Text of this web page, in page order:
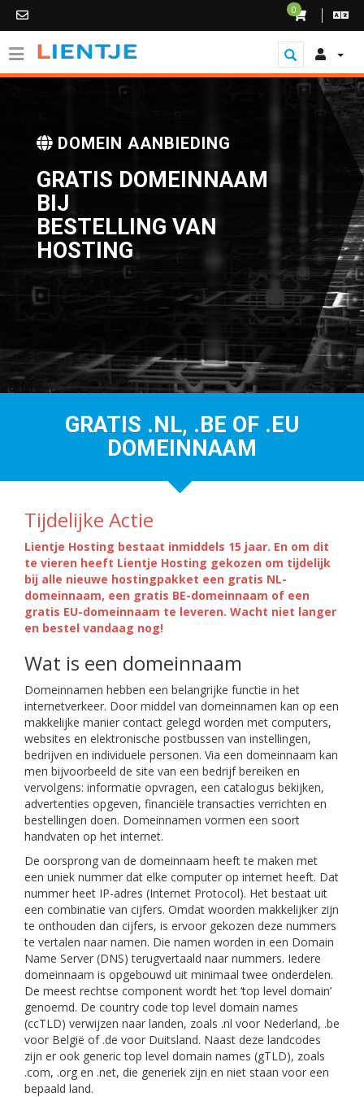
0
DOMEIN AANBIEDING
GRATIS DOMEINNAAM
BIJ
BESTELLING VAN
HOSTING
GRATIS .NL, .BE OF .EU
DOMEINNAAM
Tijdelijke Actie
Lientje Hosting bestaat inmiddels 15 jaar. En om dit
te vieren heeft Lientje Hosting gekozen om tijdelijk
bij alle nieuwe hostingpakket een gratis NL-
domeinnaam, een gratis BE-domeinnaam of een
gratis EU-domeinnaam te leveren. Wacht niet langer
en bestel vandaag nog!
Wat is een domeinnaam
Domeinnamen hebben een belangrijke functie in het
internetverkeer. Door middel van domeinnamen kan op een
makkelijke manier contact gelegd worden met computers,
websites en elektronische postbussen van instellingen,
bedrijven en individuele personen. Via een domeinnaam kan
men bijvoorbeeld de site van een bedrijf bereiken en
vervolgens: informatie opvragen, een catalogus bekijken,
advertenties opgeven, financiële transacties verrichten en
bestellingen doen. Domeinnamen vormen een soort
handvaten op het internet.
De oorsprong van de domeinnaam heeft te maken met
een uniek nummer dat elke computer op internet heeft. Dat
nummer heet IP-adres (Internet Protocol). Het bestaat uit
een combinatie van cijfers. Omdat woorden makkelijker zijn
te onthouden dan cijfers, is ervoor gekozen deze nummers
te vertalen naar namen. Die namen worden in een Domain
Name Server (DNS) terugvertaald naar nummers. Iedere
domeinnaam is opgebouwd uit minimaal twee onderdelen.
De meest rechtse component wordt het ‘top level domain’
genoemd. De country code top level domain names
(ccTLD) verwijzen naar landen, zoals .nl voor Nederland, .be
voor België of .de voor Duitsland. Naast deze landcodes
zijn er ook generic top level domain names (gTLD), zoals
.com, .org en .net, die generiek zijn en niet staan voor een
bepaald land.